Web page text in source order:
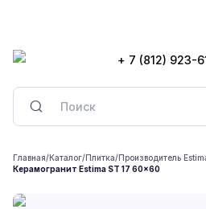
+ 7 (812) 923-
Главная/Каталог/Плитка/Производитель
Керамогранит Estima ST 17 60x60